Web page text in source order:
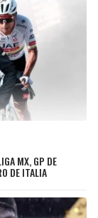
MX, GP DE
DE ITALIA